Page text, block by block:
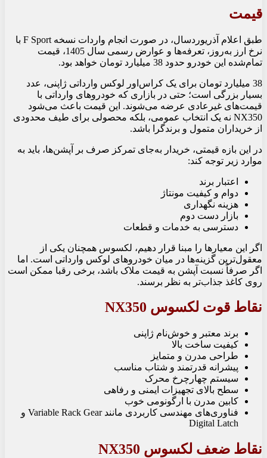
قیمت
طبق اعلام آذریوردسال، در صورت انجام واردات نسخه F Sport با
نرخ ارز به‌روز، تعرفه‌ها و عوارض رسمی سال 1405، قیمت
تمام‌شده این خودرو حدود 38 میلیارد تومان خواهد بود.
38 میلیارد تومان برای یک کراس‌اور لوکس وارداتی ژاپنی، عدد
بسیار بزرگی است؛ حتی در بازاری که خودروهای وارداتی با
قیمت‌های غیرعادی عرضه می‌شوند. این قیمت باعث می‌شود
NX350 نه یک انتخاب عمومی، بلکه محصولی برای طیف محدودی
از خریداران متمول و برندگرا باشد.
در این بازه قیمتی، خریدار به‌جای تمرکز صرف بر آپشن‌ها، باید به
موارد زیر توجه کند:
اعتبار برند
دوام و کیفیت مونتاژ
هزینه نگهداری
بازار دست دوم
دسترسی به خدمات و قطعات
اگر این معیارها را مبنا قرار دهیم، لکسوس همچنان یکی از
معقول‌ترین گزینه‌ها در میان خودروهای لوکس وارداتی است. اما
اگر صرفاً نسبت آپشن به قیمت ملاک باشد، برخی رقبا ممکن است
روی کاغذ جذاب‌تر به نظر برسند.
نقاط قوت لکسوس NX350
برند معتبر و خوش‌نام ژاپنی
کیفیت ساخت بالا
طراحی مدرن و متمایز
پیشرانه قدرتمند و شتاب مناسب
سیستم چهارچرخ محرک
سطح بالای تجهیزات ایمنی و رفاهی
کابین مدرن با ارگونومی خوب
فناوری‌های مهندسی کاربردی مانند Variable Rack Gear و
Digital Latch
نقاط ضعف لکسوس NX350